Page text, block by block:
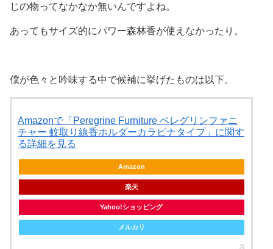
じの物ってなかなか無いんですよね。
あってもサイズ的にパワー森林香が使えなかったり。
僕が色々と吟味する中で候補に挙げたものは以下。
Amazonで「Peregrine Furniture ペレグリンファニ
チャー 蚊取り線香ホルダーカラビナタイプ」に関す
る詳細を見る
Amazon
楽天
Yahoo!ショッピング
メルカリ